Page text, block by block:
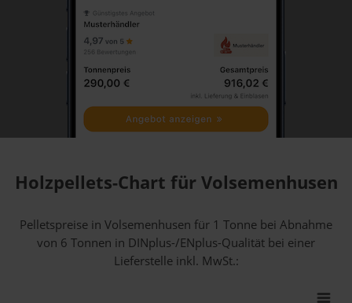
Holzpellets-Chart für Volsemenhusen
Pelletspreise in Volsemenhusen für 1 Tonne bei Abnahme
von 6 Tonnen in DINplus-/ENplus-Qualität bei einer
Lieferstelle inkl. MwSt.: